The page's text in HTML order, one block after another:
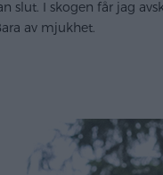
slut. I skogen får jag
av mjukhet.